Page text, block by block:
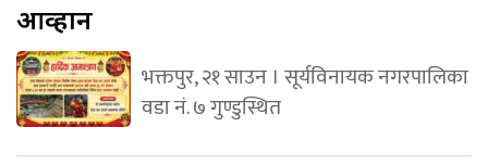
आव्हान
भक्तपुर, २१ साउन । सूर्यविनायक नगरपालिका
वडा नं. ७ गुण्डुस्थित